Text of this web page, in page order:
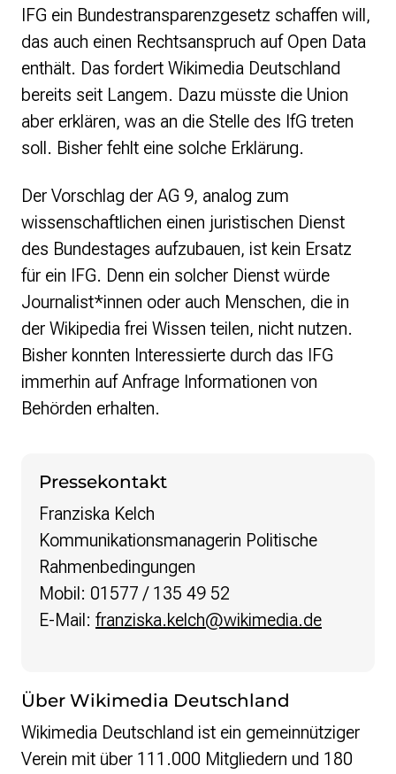
IFG ein Bundestransparenzgesetz schaffen will,
das auch einen Rechtsanspruch auf Open Data
enthält. Das fordert Wikimedia Deutschland
bereits seit Langem. Dazu müsste die Union
aber erklären, was an die Stelle des IfG treten
soll. Bisher fehlt eine solche Erklärung.
Der Vorschlag der AG 9, analog zum
wissenschaftlichen einen juristischen Dienst
des Bundestages aufzubauen, ist kein Ersatz
für ein IFG. Denn ein solcher Dienst würde
Journalist*innen oder auch Menschen, die in
der Wikipedia frei Wissen teilen, nicht nutzen.
Bisher konnten Interessierte durch das IFG
immerhin auf Anfrage Informationen von
Behörden erhalten.
Pressekontakt
Franziska Kelch
Kommunikationsmanagerin Politische
Rahmenbedingungen
Mobil: 01577 / 135 49 52
E-Mail: franziska.kelch@wikimedia.de
Über Wikimedia Deutschland
Wikimedia Deutschland ist ein gemeinnütziger
Verein mit über 111.000 Mitgliedern und 180